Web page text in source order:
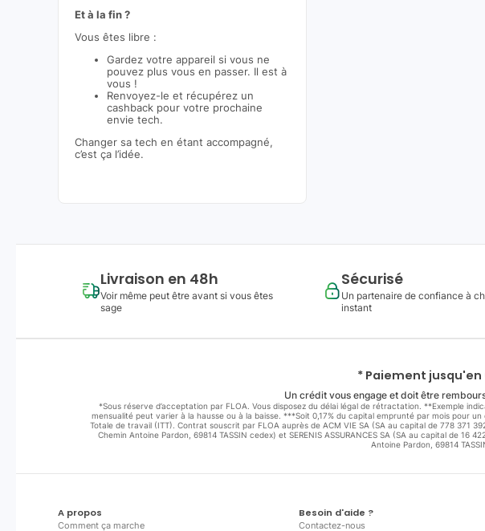
Et à la fin ?
Vous êtes libre :
Gardez votre appareil si vous ne
pouvez plus vous en passer. Il est à
vous !
Renvoyez-le et récupérez un
cashback pour votre prochaine
envie tech.
Changer sa tech en étant accompagné,
c’est ça l’idée.
Livraison en 48h
Voir même peut être avant si vous êtes
sage
Sécurisé
Un partenaire de confiance à
instant
* Paiement
Un crédit vous engage et doit être
*Sous réserve d’acceptation par FLOA. Vous disposez du délai légal de rétractation. **Exemple
mensualité peut varier à la hausse ou à la baisse. ***Soit 0,17% du capital emprunté par mois pour
Totale de travail (ITT). Contrat souscrit par FLOA auprès de ACM VIE SA (SA au capital de 778 371
Chemin Antoine Pardon, 69814 TASSIN cedex) et SERENIS ASSURANCES SA (SA au capital de
Antoine Pardon, 69814
A propos
Comment ça marche
Besoin d'aide ?
Contactez-nous